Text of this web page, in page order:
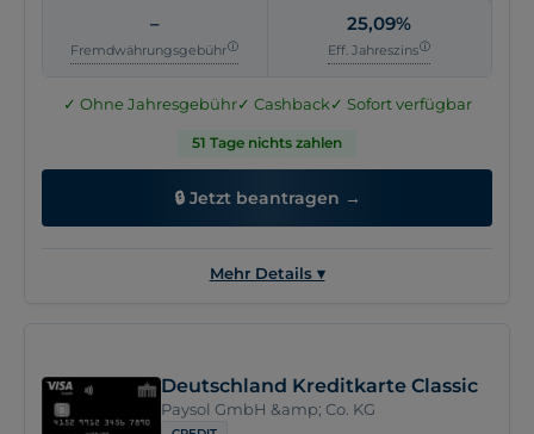
Girokonto erforderlich
Keine Angabe
–
Fremdwährungsgebühr
25,09%
Eff. Jahreszins
✓ Ohne Jahresgebühr✓ Cashback✓ Sofort verfügbar
51 Tage nichts zahlen
🔒 Jetzt beantragen →
Mehr Details ▾
Kartenname
TF Bank Mastercard Gold
Anbieter
Deutschland Kreditkarte Classic
Paysol GmbH &amp; Co. KG